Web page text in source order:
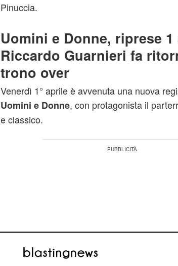
Pinuccia.
Uomini e Donne, riprese
Riccardo Guarnieri fa
trono over
Venerdì 1° aprile è avvenuta una nuova
Uomini e Donne, con protagonista il
e classico.